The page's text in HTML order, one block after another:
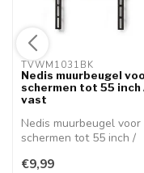
TVWM1031BK
Nedis muurbeugel
schermen tot 55 inch
vast
Nedis muurbeugel voor
schermen tot 55 inch /
€9,99